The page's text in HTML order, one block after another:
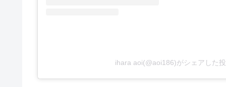
ihara aoi(@aoi186)がシェアした